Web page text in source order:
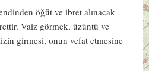
öğüt ve ibret alınacak
Vaiz görmek, üzüntü ve
girmesi, onun vefat etmesine